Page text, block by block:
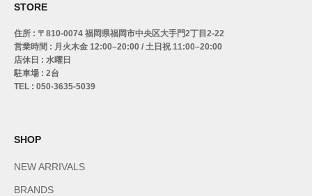
STORE
住所 : 〒810-0074 福岡県福岡市中央区大手門2丁目2-22
営業時間 : 月火木金 12:00–20:00 / 土日祝 11:00–20:00
店休日 : 水曜日
駐車場 : 2台
TEL : 050-3635-5039
SHOP
NEW ARRIVALS
BRANDS